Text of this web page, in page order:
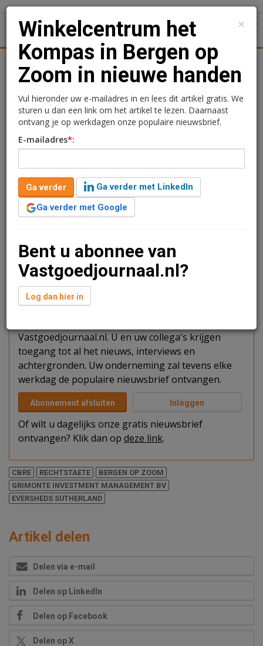
Juridisch | Fiscaal Transacties Specials
Winkelcentrum het
Kompas in Bergen op
Zoom in nieuwe handen
Sandra Lissenberg
6 november 2019 om 13:41
1 minuut leestijd
In Bergen op Zoom neemt Grimonte Investment
Partners en herstructureert het fonds.
Verder lezen?
U kunt het artikel niet volledig lezen omdat u nog
Vastgoedjournaal.nl. U en uw collega's krijgen
toegang tot al het nieuws, interviews en
achtergronden. Uw onderneming zal tevens elke
werkdag de populaire nieuwsbrief ontvangen.
Abonnement afsluiten Inloggen
Of wilt u dagelijks onze gratis nieuwsbrief
ontvangen? Klik dan op deze link.
CBRE RECHTSTAETE
BERGEN OP ZOOM
GRIMONTE INVESTMENT MANAGEMENT BV
EVERSHEDS SUTHERLAND
Artikel delen
Delen via e-mail
Delen op LinkedIn
Delen op Facebook
Delen op X
×
Winkelcentrum het
Kompas in Bergen op
Zoom in nieuwe handen
Vul hieronder uw e-mailadres in en lees dit artikel gratis. We
sturen u dan een link om het artikel te lezen. Daarnaast
ontvang je op werkdagen onze populaire nieuwsbrief.
E-mailadres*:
Ga verder
Ga verder met LinkedIn
Ga verder met Google
Bent u abonnee van
Vastgoedjournaal.nl?
Log dan hier in